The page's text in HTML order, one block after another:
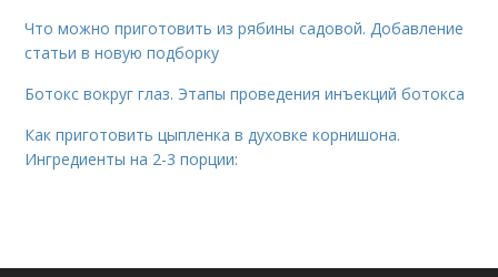
Что можно приготовить из рябины садовой. Добавление
статьи в новую подборку
Ботокс вокруг глаз. Этапы проведения инъекций ботокса
Как приготовить цыпленка в духовке корнишона.
Ингредиенты на 2-3 порции: